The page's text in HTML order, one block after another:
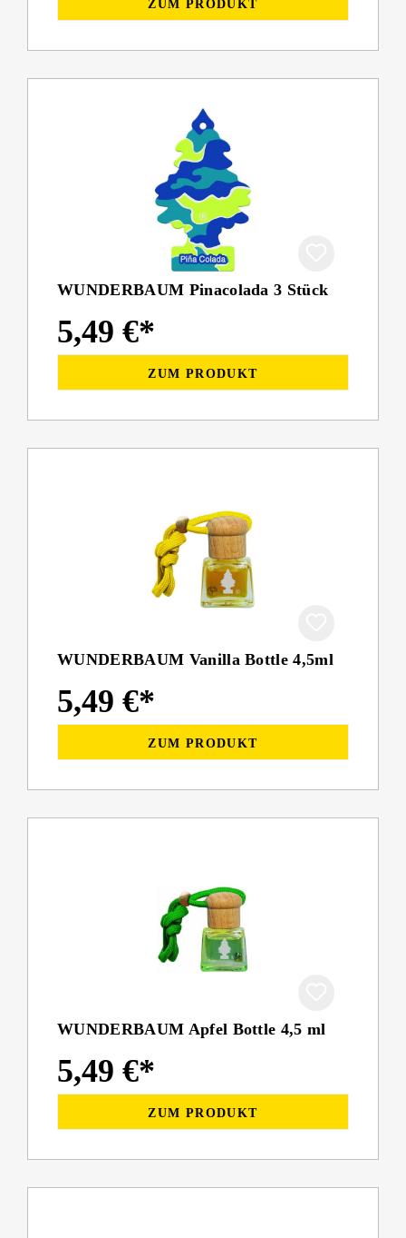
ZUM PRODUKT
WUNDERBAUM Pinacolada 3 Stück
5,49 €*
ZUM PRODUKT
WUNDERBAUM Vanilla Bottle 4,5ml
5,49 €*
ZUM PRODUKT
WUNDERBAUM Apfel Bottle 4,5 ml
5,49 €*
ZUM PRODUKT